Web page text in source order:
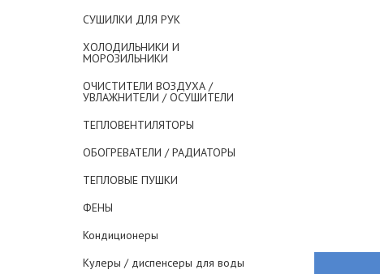
СУШИЛКИ ДЛЯ РУК
ХОЛОДИЛЬНИКИ И
МОРОЗИЛЬНИКИ
ОЧИСТИТЕЛИ ВОЗДУХА /
УВЛАЖНИТЕЛИ / ОСУШИТЕЛИ
ТЕПЛОВЕНТИЛЯТОРЫ
ОБОГРЕВАТЕЛИ / РАДИАТОРЫ
ТЕПЛОВЫЕ ПУШКИ
ФЕНЫ
Кондиционеры
Кулеры / диспенсеры для воды